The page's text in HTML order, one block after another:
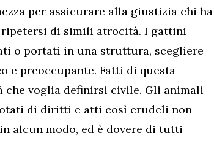
per assicurare alla giustizia chi ha
di simili atrocità. I gattini
o portati in una struttura, scegliere
e preoccupante. Fatti di questa
voglia definirsi civile. Gli animali
di diritti e atti così crudeli non
alcun modo, ed è dovere di tutti